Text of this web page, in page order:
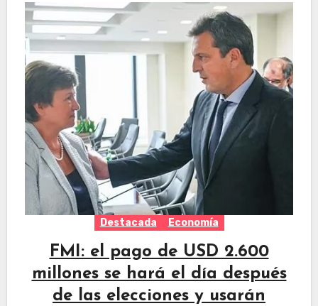
Destacada Economía
FMI: el pago de USD 2.600
millones se hará el día después
de las elecciones y usarán